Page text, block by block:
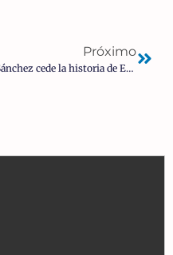
Próximo
Sánchez cede la historia de España a Marruecos: la sumisión hace que los niños estudien la «soberanía marroquí sobre el Sáhara español»